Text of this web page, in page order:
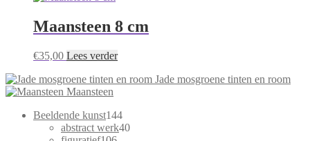
Maansteen 8 cm
€35,00 Lees verder
Jade mosgroene tinten en room
Maansteen
Beeldende kunst144144
producten
abstract werk4040